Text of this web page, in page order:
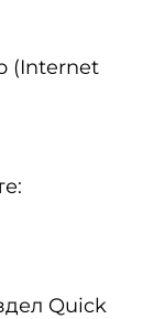
(Internet
Quick